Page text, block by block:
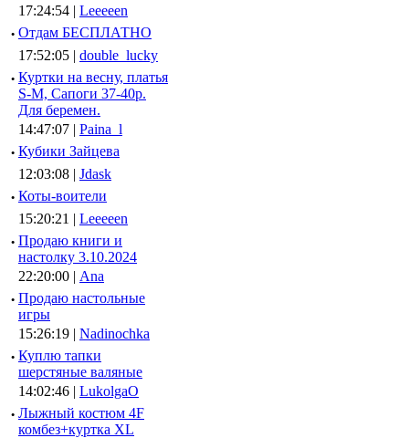
17:24:54 | Leeeeen
· Отдам БЕСПЛАТНО
17:52:05 | double_lucky
· Куртки на весну, платья
S-M, Сапоги 37-40р.
Для беремен.
14:47:07 | Paina_l
· Кубики Зайцева
12:03:08 | Jdask
· Коты-воители
15:20:21 | Leeeeen
· Продаю книги и
настолку 3.10.2024
22:20:00 | Ana
· Продаю настольные
игры
15:26:19 | Nadinochka
· Куплю тапки
шерстяные валяные
14:02:46 | LukolgaO
· Лыжный костюм 4F
комбез+куртка XL